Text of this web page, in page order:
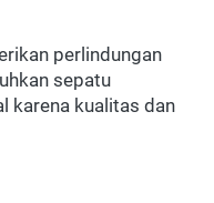
perlindungan
sepatu
karena kualitas dan